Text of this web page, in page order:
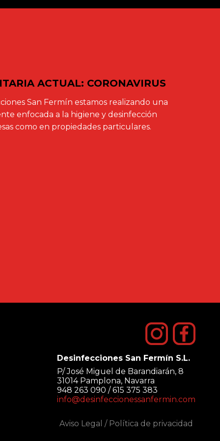
ACTUAL: CORONAVIRUS
San Fermín estamos realizando una
enfocada a la higiene y desinfección
como en propiedades particulares.
Desinfecciones San Fermín S.L.
P/ José Miguel de Barandiarán, 8
31014 Pamplona, Navarra
948 263 090 / 615 375 383
info@desinfeccionessanfermin.com
Aviso Legal / Política de privacidad